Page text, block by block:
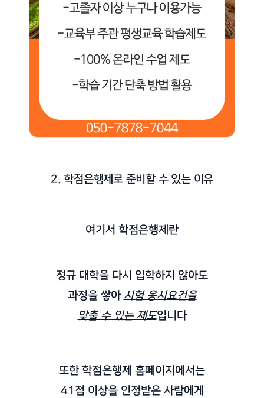
2. 학점은행제로 준비할 수 있는 이유
여기서 학점은행제란
정규 대학을 다시 입학하지 않아도
과정을 쌓아 시험 응시요건을
맞출 수 있는 제도입니다
또한 학점은행제 홈페이지에서는
41점 이상을 인정받은 사람에게